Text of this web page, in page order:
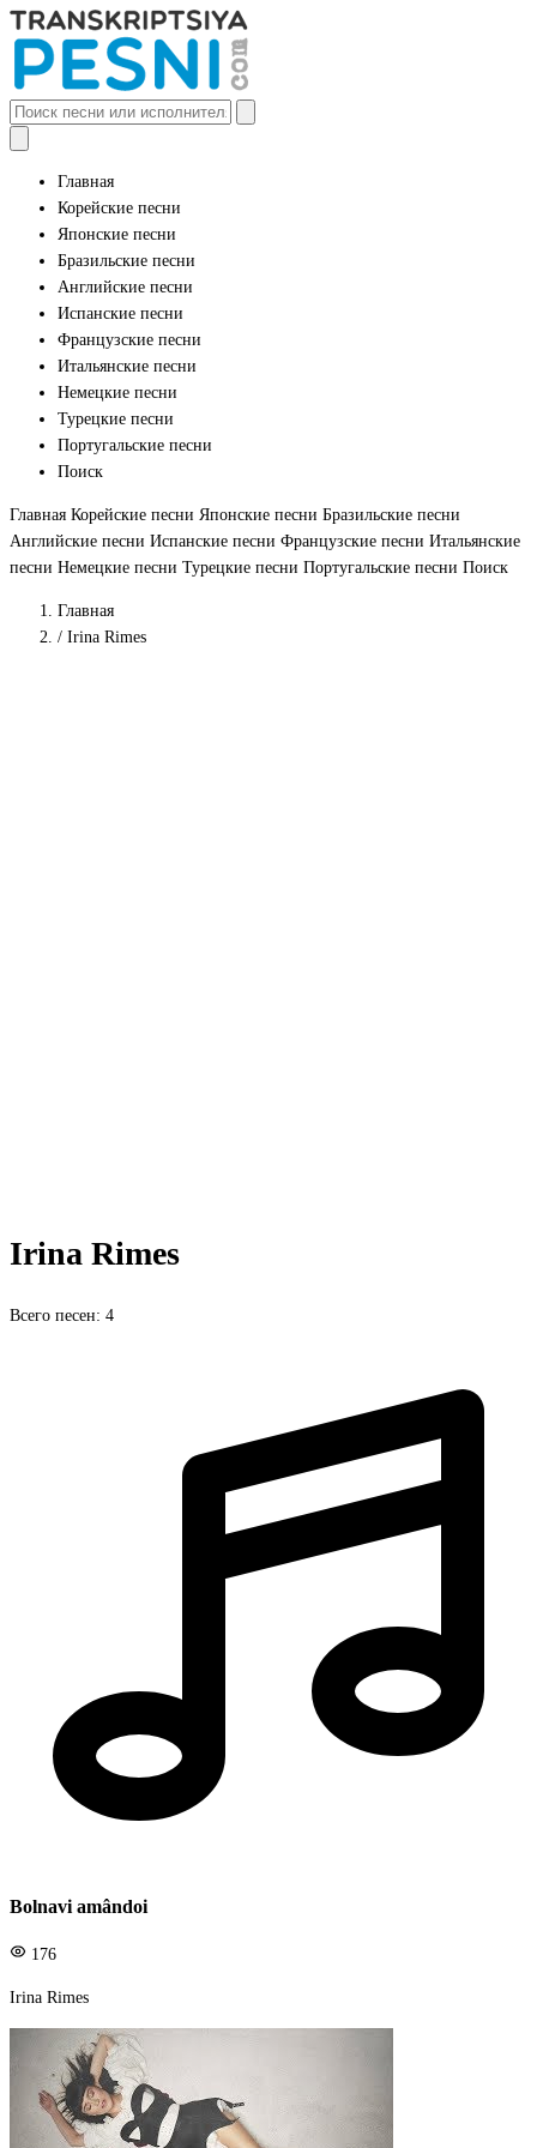
Главная
Корейские песни
Японские песни
Бразильские песни
Английские песни
Испанские песни
Французские песни
Итальянские песни
Немецкие песни
Турецкие песни
Португальские песни
Поиск
Главная Корейские песни Японские песни Бразильские песни
Английские песни Испанские песни Французские песни Итальянские
песни Немецкие песни Турецкие песни Португальские песни Поиск
Главная
/ Irina Rimes
Irina Rimes
Всего песен: 4
Bolnavi amândoi
176
Irina Rimes